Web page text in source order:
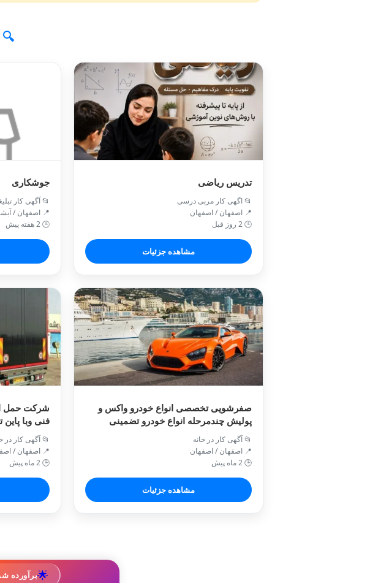
🌟برآورده
تدریس ریاضی
📂 اگهی کار مربی درسی
📍 اصفهان / اصفهان
🕒 2 روز قبل
مشاهده جزئیات
جوشکاری
📂 آگهی کار
📍 اصفهان /
🕒 2 هفته پیش
صفرشویی تخصصی انواع خودرو واکس و
پولیش چندمرحله انواع خودرو تضمینی
📂 آگهی کار در خانه
📍 اصفهان / اصفهان
🕒 2 ماه پیش
مشاهده جزئیات
شرکت حمل
فنی وبا
📂 آگهی کار در
📍 اصفهان /
🕒 2 ماه پیش